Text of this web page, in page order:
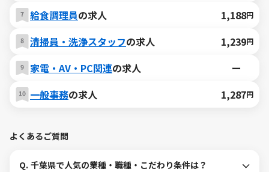
給食調理員の求人 1,188円
清掃員・洗浄スタッフの求人 1,239円
家電・AV・PC関連の求人
ー
一般事務の求人 1,287円
よくあるご質問
Q. 千葉県で人気の業種・職種・こだわり条件は？